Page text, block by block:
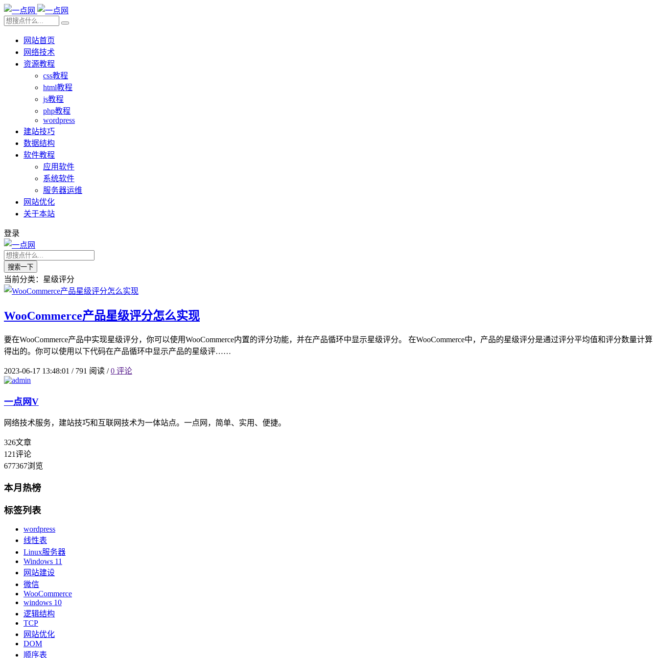
网站首页
网络技术
资源教程
css教程
html教程
js教程
php教程
wordpress
建站技巧
数据结构
软件教程
应用软件
系统软件
服务器运维
网站优化
关于本站
登录
搜索一下
当前分类：星级评分
WooCommerce产品星级评分怎么实现
要在WooCommerce产品中实现星级评分，你可以使用WooCommerce内置的评分功能，并在产品循环中显示星级评分。 在WooCommerce中，产品的星级评分是通过评分平均值和评分数量计算
得出的。你可以使用以下代码在产品循环中显示产品的星级评……
2023-06-17 13:48:01 /791 阅读 / 0 评论
一点网V
网络技术服务，建站技巧和互联网技术为一体站点。一点网，简单、实用、便捷。
326文章
121评论
677367浏览
本月热榜
标签列表
wordpress
线性表
Linux服务器
Windows 11
网站建设
微信
WooCommerce
windows 10
逻辑结构
TCP
网站优化
DOM
顺序表